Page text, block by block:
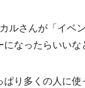
ルさんが「イベ
になったらいいな
ぱり多くの人に